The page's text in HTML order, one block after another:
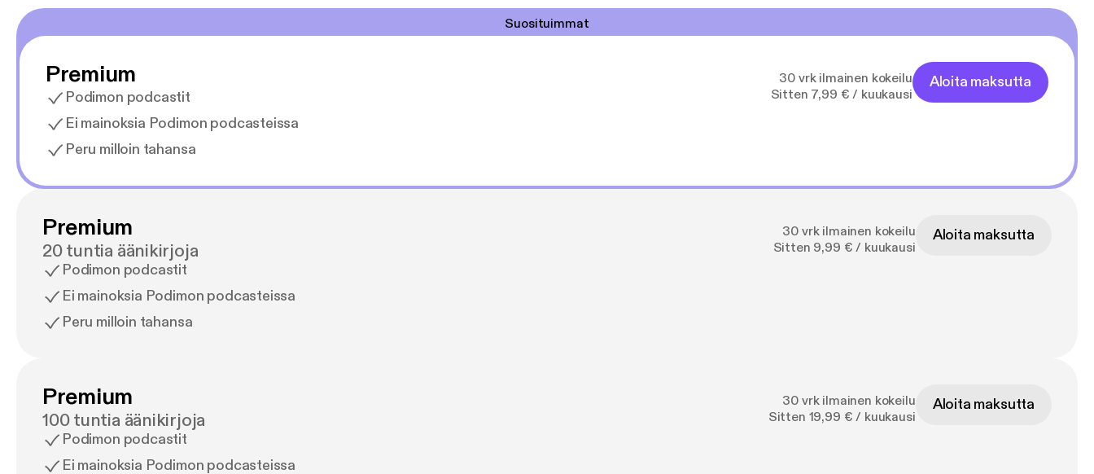
Suosituimmat
Premium
Podimon podcastit
Ei mainoksia Podimon podcasteissa
Peru milloin tahansa
30 vrk ilmainen kokeilu
Sitten 7,99 € / kuukausi
Aloita maksutta
Premium
20 tuntia äänikirjoja
Podimon podcastit
Ei mainoksia Podimon podcasteissa
Peru milloin tahansa
30 vrk ilmainen kokeilu
Sitten 9,99 € / kuukausi
Aloita maksutta
Premium
100 tuntia äänikirjoja
Podimon podcastit
Ei mainoksia Podimon podcasteissa
30 vrk ilmainen kokeilu
Sitten 19,99 € / kuukausi
Aloita maksutta